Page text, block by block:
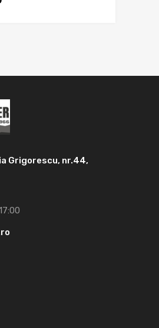
Grigorescu, nr.44,